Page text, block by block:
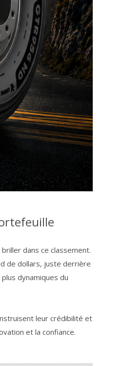
dans ce classement.
de dollars, juste derrière
dynamiques du
leur crédibilité et
et la confiance.